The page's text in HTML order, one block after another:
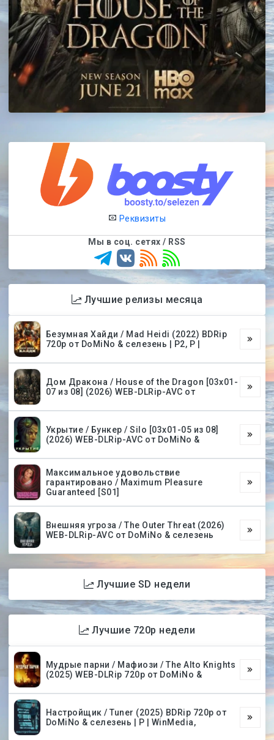
Реквизиты
Мы в соц. сетях / RSS
Лучшие релизы месяца
Безумная Хайди / Mad Heidi (2022) BDRip
720p от DoMiNo & селезень | P2, P |
Дом Дракона / House of the Dragon [03х01-
07 из 08] (2026) WEB-DLRip-AVC от
Укрытие / Бункер / Silo [03х01-05 из 08]
(2026) WEB-DLRip-AVC от DoMiNo &
Максимальное удовольствие
гарантировано / Maximum Pleasure
Guaranteed [S01]
Внешняя угроза / The Outer Threat (2026)
WEB-DLRip-AVC от DoMiNo & селезень
Лучшие SD недели
Лучшие 720p недели
Мудрые парни / Мафиози / The Alto Knights
(2025) WEB-DLRip 720p от DoMiNo &
Настройщик / Tuner (2025) BDRip 720p от
DoMiNo & селезень | P | WinMedia,